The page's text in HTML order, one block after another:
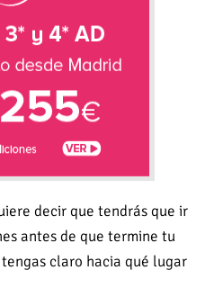
decir que tendrás que ir
antes de que termine tu
claro hacia qué lugar